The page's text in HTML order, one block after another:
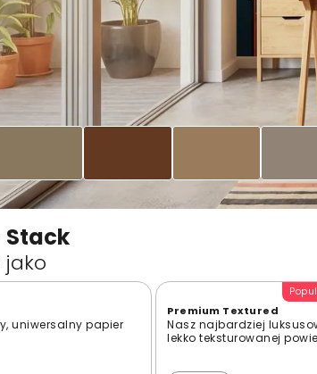
uniwersalny papier
Premium Textured
Nasz najbardziej
lekko teksturowanej